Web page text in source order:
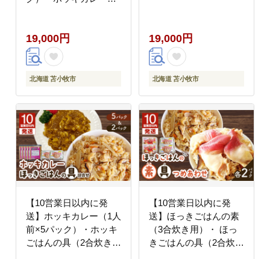
19,000円
北海道 苫小牧市
19,000円
北海道 苫小牧市
【10営業日以内に発
送】ホッキカレー（1人
前×5パック）・ホッキ
ごはんの具（2合炊き用
【10営業日以内に発
送】ほっきごはんの素
（3合炊き用）・ ほっ
きごはんの具（2合炊き